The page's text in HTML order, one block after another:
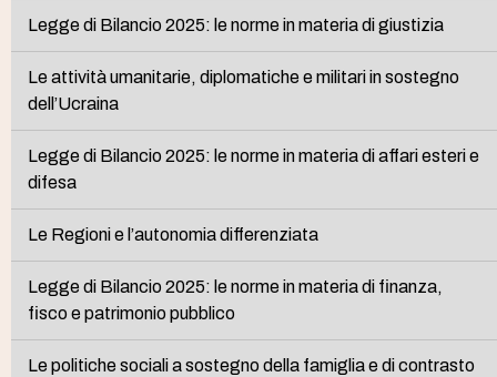
Legge di Bilancio 2025: le norme in materia di giustizia
Le attività umanitarie, diplomatiche e militari in sostegno
dell’Ucraina
Legge di Bilancio 2025: le norme in materia di affari esteri e
difesa
Le Regioni e l’autonomia differenziata
Legge di Bilancio 2025: le norme in materia di finanza,
fisco e patrimonio pubblico
Le politiche sociali a sostegno della famiglia e di contrasto